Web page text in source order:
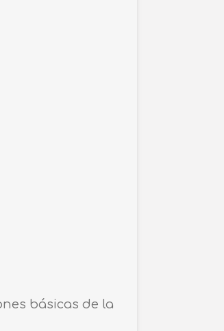
básicas de la